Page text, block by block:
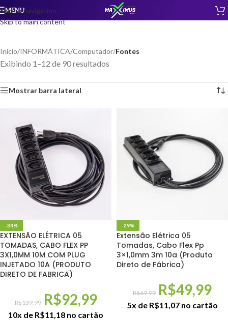
Skip to navigation
Skip to main content
MENU
Início/INFORMÁTICA/Computador/Fontes
Exibindo 1–12 de 90 resultados
Mostrar barra lateral
-34%
EXTENSÃO ELÉTRICA 05
TOMADAS, CABO FLEX PP
3X1,0MM 10M COM PLUG
INJETADO 10A (PRODUTO
DIRETO DE FABRICA)
R$139,99 R$92,99
10x de R$11,18 no cartão
-29%
Extensão Elétrica 05
Tomadas, Cabo Flex Pp
3×1,0mm 3m 10a (Produto
Direto de Fábrica)
R$69,99 R$49,99
5x de R$11,07 no cartão